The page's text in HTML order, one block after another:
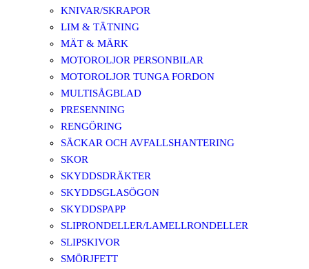
KNIVAR/SKRAPOR
LIM & TÄTNING
MÄT & MÄRK
MOTOROLJOR PERSONBILAR
MOTOROLJOR TUNGA FORDON
MULTISÅGBLAD
PRESENNING
RENGÖRING
SÄCKAR OCH AVFALLSHANTERING
SKOR
SKYDDSDRÄKTER
SKYDDSGLASÖGON
SKYDDSPAPP
SLIPRONDELLER/LAMELLRONDELLER
SLIPSKIVOR
SMÖRJFETT